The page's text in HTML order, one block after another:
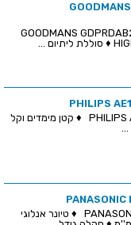
רדיו אוזניות נייד דיגיטלי - GOODMANS
רדיו נייד עם רמקול - PHILIPS AE1530 ♦ קטן מימדים וקל
רדיו נייד אנלוגי - PANASONIC RF2400 ♦ טיונר אנלוגי